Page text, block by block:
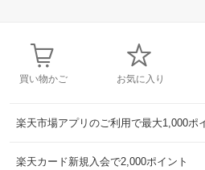
買い物かご お気に入り
楽天市場アプリのご利用で最大1,000ポ
楽天カード新規入会で2,000ポイント